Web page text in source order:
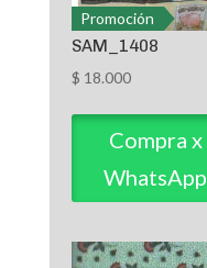
Promoción
SAM_1408
$ 18.000
Compra x
WhatsApp